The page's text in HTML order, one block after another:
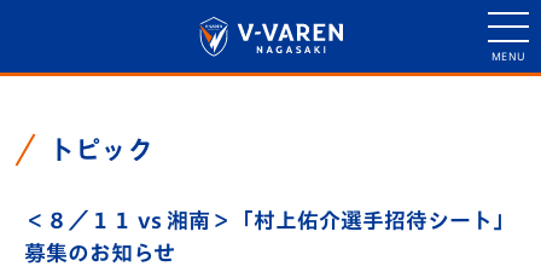
トピック
＜８／１１ vs 湘南＞「村上佑介選手招待シート」
募集のお知らせ